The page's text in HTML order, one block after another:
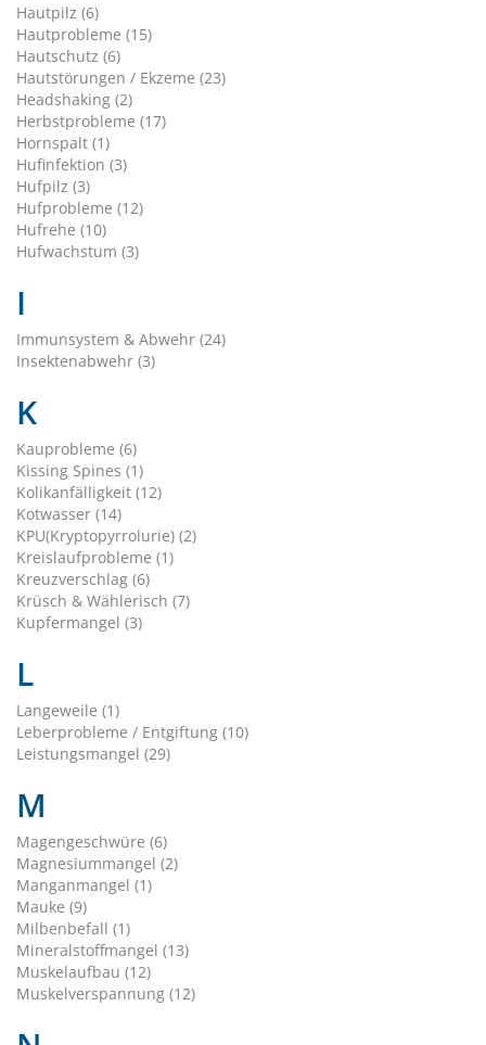
Hautpilz (6)
Hautprobleme (15)
Hautschutz (6)
Hautstörungen / Ekzeme (23)
Headshaking (2)
Herbstprobleme (17)
Hornspalt (1)
Hufinfektion (3)
Hufpilz (3)
Hufprobleme (12)
Hufrehe (10)
Hufwachstum (3)
I
Immunsystem & Abwehr (24)
Insektenabwehr (3)
K
Kauprobleme (6)
Kissing Spines (1)
Kolikanfälligkeit (12)
Kotwasser (14)
KPU(Kryptopyrrolurie) (2)
Kreislaufprobleme (1)
Kreuzverschlag (6)
Krüsch & Wählerisch (7)
Kupfermangel (3)
L
Langeweile (1)
Leberprobleme / Entgiftung (10)
Leistungsmangel (29)
M
Magengeschwüre (6)
Magnesiummangel (2)
Manganmangel (1)
Mauke (9)
Milbenbefall (1)
Mineralstoffmangel (13)
Muskelaufbau (12)
Muskelverspannung (12)